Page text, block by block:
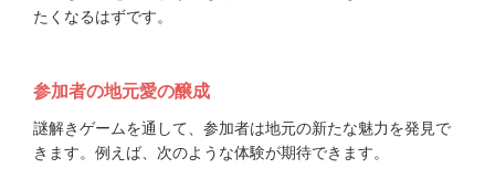
たくなるはずです。
参加者の地元愛の醸成
謎解きゲームを通して、参加者は地元の新たな魅力を発見で
きます。例えば、次のような体験が期待できます。